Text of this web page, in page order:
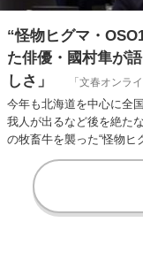
“怪物ヒグマ・
た俳優・國村隼が
しさ」
「文春オンラ
今年も北海道を中心に全
我人が出るなど後を絶た
の牧畜牛を襲った“怪物ヒ
捕獲と駆…